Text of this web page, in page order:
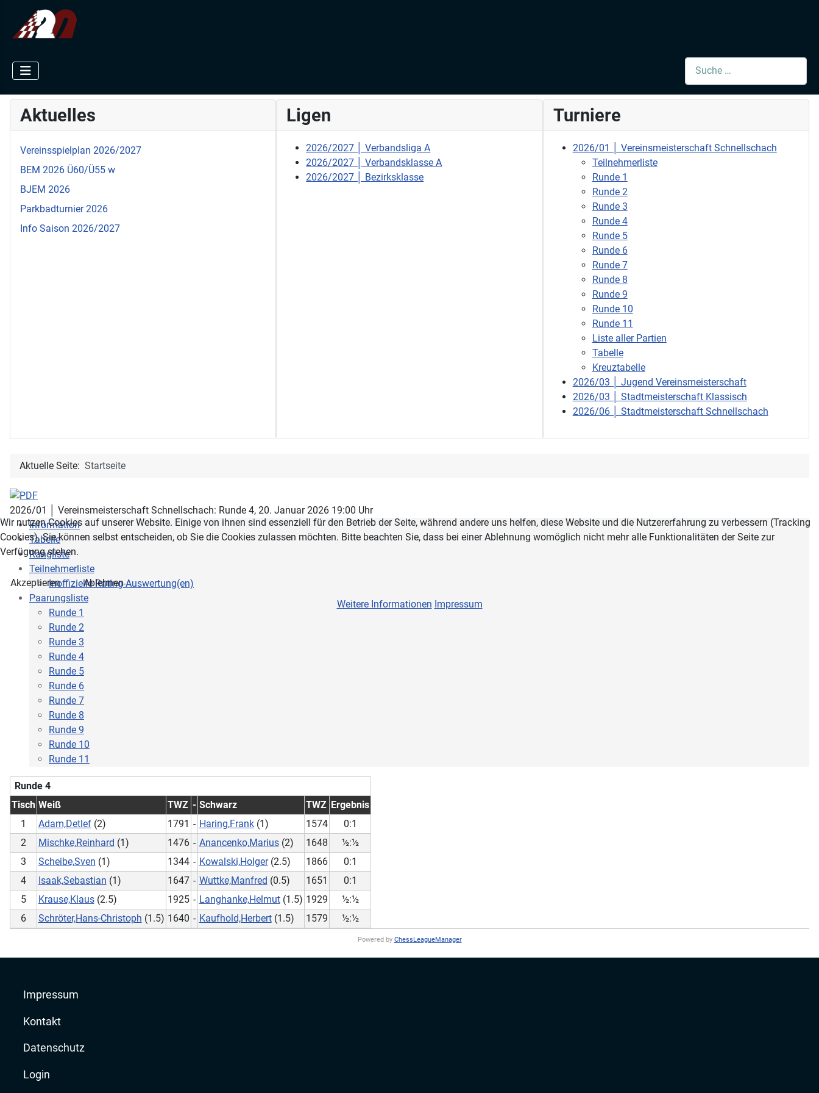
Suchen
Aktuelles
Vereinsspielplan 2026/2027
BEM 2026 Ü60/Ü55 w
BJEM 2026
Parkbadturnier 2026
Info Saison 2026/2027
Ligen
2026/2027 │ Verbandsliga A
2026/2027 │ Verbandsklasse A
2026/2027 │ Bezirksklasse
Turniere
2026/01 │ Vereinsmeisterschaft Schnellschach
Teilnehmerliste
Runde 1
Runde 2
Runde 3
Runde 4
Runde 5
Runde 6
Runde 7
Runde 8
Runde 9
Runde 10
Runde 11
Liste aller Partien
Tabelle
Kreuztabelle
2026/03 │ Jugend Vereinsmeisterschaft
2026/03 │ Stadtmeisterschaft Klassisch
2026/06 │ Stadtmeisterschaft Schnellschach
Aktuelle Seite: Startseite
2026/01 │ Vereinsmeisterschaft Schnellschach: Runde 4, 20. Januar 2026 19:00 Uhr
Information
Tabelle
Rangliste
Teilnehmerliste
Inoffizielle Rating-Auswertung(en)
Paarungsliste
Runde 1
Runde 2
Runde 3
Runde 4
Runde 5
Runde 6
Runde 7
Runde 8
Runde 9
Runde 10
Runde 11
Runde 4
Tisch Weiß TWZ - Schwarz TWZ Ergebnis
1
Adam,Detlef(2) 1791 - Haring,Frank(1) 1574
0:1
2
Mischke,Reinhard (1) 1476 - Anancenko,Marius(2) 1648
½:½
3
Scheibe,Sven (1) 1344 - Kowalski,Holger(2.5) 1866
0:1
4
Isaak,Sebastian (1) 1647 - Wuttke,Manfred (0.5) 1651
0:1
5
Krause,Klaus(2.5) 1925 - Langhanke,Helmut(1.5) 1929
½:½
6
Schröter,Hans-Christoph (1.5) 1640 - Kaufhold,Herbert(1.5) 1579 ½:½
Powered by ChessLeagueManager
Impressum
Kontakt
Datenschutz
Login
Wir nutzen Cookies auf unserer Website. Einige von ihnen sind essenziell für den Betrieb der Seite, während andere uns helfen, diese Website und die Nutzererfahrung zu verbessern (Tracking
Cookies). Sie können selbst entscheiden, ob Sie die Cookies zulassen möchten. Bitte beachten Sie, dass bei einer Ablehnung womöglich nicht mehr alle Funktionalitäten der Seite zur
Verfügung stehen.
Akzeptieren
Ablehnen
Weitere Informationen Impressum